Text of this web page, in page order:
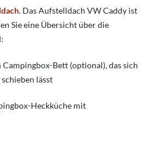
. Das Aufstelldach VW Caddy ist
Sie eine Übersicht über die
Bett (optional), das sich
lässt
Heckküche mit